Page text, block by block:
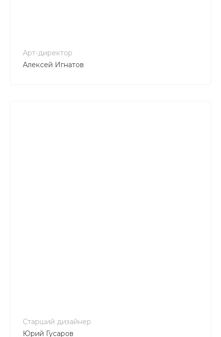
Арт-директор
Алексей Игнатов
Старший дизайнер
Юрий Гусаров